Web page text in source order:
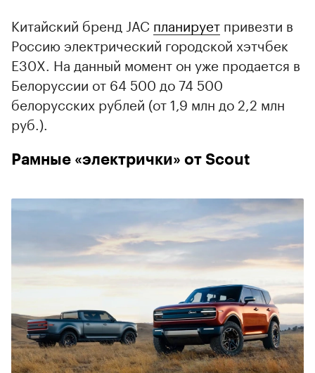
Китайский бренд JAC планирует привезти в
Россию электрический городской хэтчбек
E30X. На данный момент он уже продается в
Белоруссии от 64 500 до 74 500
белорусских рублей (от 1,9 млн до 2,2 млн
руб.).
Рамные «электрички» от Scout